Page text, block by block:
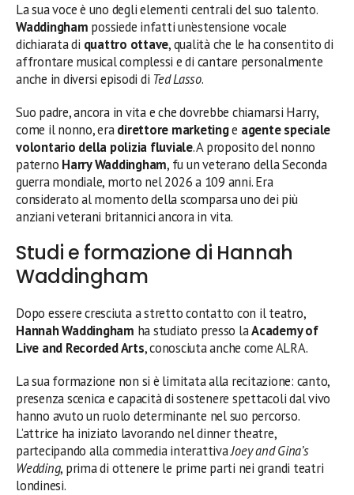
La sua voce è uno degli elementi centrali del suo talento.
Waddingham possiede infatti un’estensione vocale
dichiarata di quattro ottave, qualità che le ha consentito di
affrontare musical complessi e di cantare personalmente
anche in diversi episodi di Ted Lasso.
Suo padre, ancora in vita e che dovrebbe chiamarsi Harry,
come il nonno, eradirettore marketinge agente speciale
volontario della polizia fluviale. A proposito del nonno
paterno Harry Waddingham, fu un veterano della Seconda
guerra mondiale, morto nel 2026 a 109 anni. Era
considerato al momento della scomparsa uno dei più
anziani veterani britannici ancora in vita.
Studi e formazione di Hannah
Waddingham
Dopo essere cresciuta a stretto contatto con il teatro,
Hannah Waddingham ha studiato presso laAcademy of
Live and Recorded Arts, conosciuta anche come ALRA.
La sua formazione non si è limitata alla recitazione: canto,
presenza scenica e capacità di sostenere spettacoli dal vivo
hanno avuto un ruolo determinante nel suo percorso.
L’attrice ha iniziato lavorando nel dinner theatre,
partecipando alla commedia interattivaJoey and Gina’s
Wedding, prima di ottenere le prime parti nei grandi teatri
londinesi.